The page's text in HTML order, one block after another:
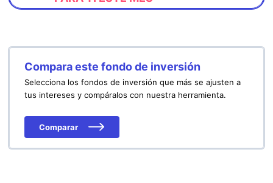
Compara este fondo de inversión
Selecciona los fondos de inversión que más se ajusten a
tus intereses y compáralos con nuestra herramienta.
Comparar